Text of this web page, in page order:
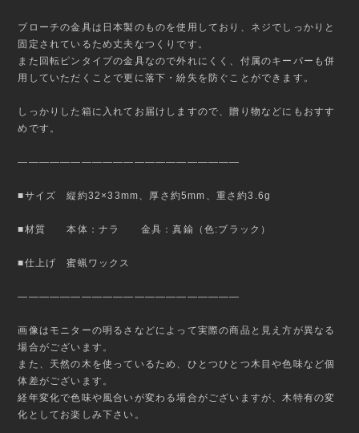
ブローチの金具は日本製のものを使用しており、ネジでしっかりと
固定されているため丈夫なつくりです。
また回転ピンタイプの金具なので外れにくく、付属のキーパーも併
用していただくことで更に落下・紛失を防ぐことができます。
しっかりした箱に入れてお届けしますので、贈り物などにもおすす
めです。
—————————————————————
■サイズ 縦約32×33mm、厚さ約5mm、重さ約3.6g
■材質 本体：ナラ 金具：真鍮（色:ブラック）
■仕上げ 蜜蝋ワックス
—————————————————————
画像はモニターの明るさなどによって実際の商品と見え方が異なる
場合がございます。
また、天然の木を使っているため、ひとつひとつ木目や色味など個
体差がございます。
経年変化で色味や風合いが変わる場合がございますが、木特有の変
化としてお楽しみ下さい。